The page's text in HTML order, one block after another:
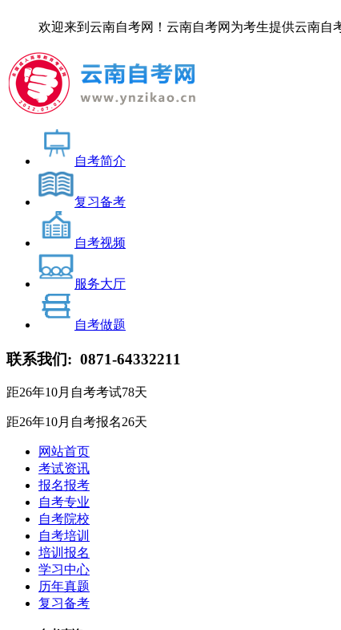
欢迎来到云南自考网！云南自考网为考生提供云南自
自考简介
复习备考
自考视频
服务大厅
自考做题
联系我们: 0871-64332211
距26年10月自考考试78天
距26年10月自考报名26天
网站首页
考试资讯
报名报考
自考专业
自考院校
自考培训
培训报名
学习中心
历年真题
复习备考